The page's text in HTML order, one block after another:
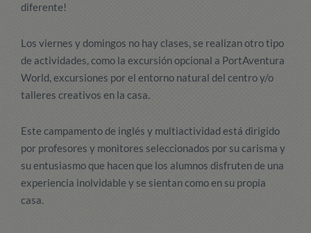
diferente!
Los viernes y domingos no hay clases, se realizan otro tipo
de actividades, como la excursión opcional a PortAventura
World, excursiones por el entorno natural del centro y/o
talleres creativos en la casa.
Este campamento de inglés y multiactividad está dirigido
por profesores y monitores seleccionados por su carisma y
su entusiasmo que hacen que los alumnos disfruten de una
experiencia inolvidable y se sientan como en su propia
casa.